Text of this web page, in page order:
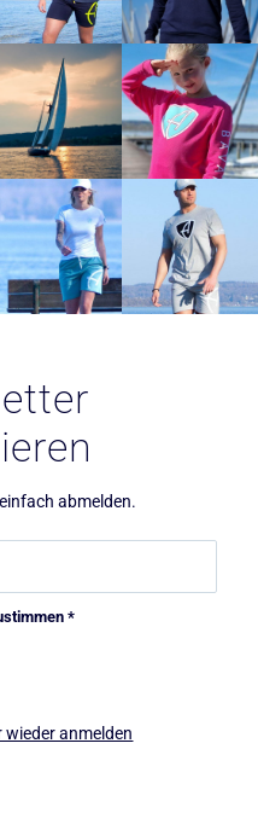
abmelden.
*
wieder anmelden